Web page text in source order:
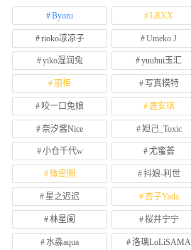
Byoru LRXX
rioko凉凉子 Umeko J
yiko湿润兔 yuuhui玉汇
丽柜 写真模特
咬一口兔娘 唐安琪
奈汐酱Nice 妲己_Toxic
小仓千代w 尤蜜荟
微密圈 抖娘-利世
星之迟迟 杏子Yada
林星阑 桜井宁宁
水淼aqua 洛璃LoLiSAMA